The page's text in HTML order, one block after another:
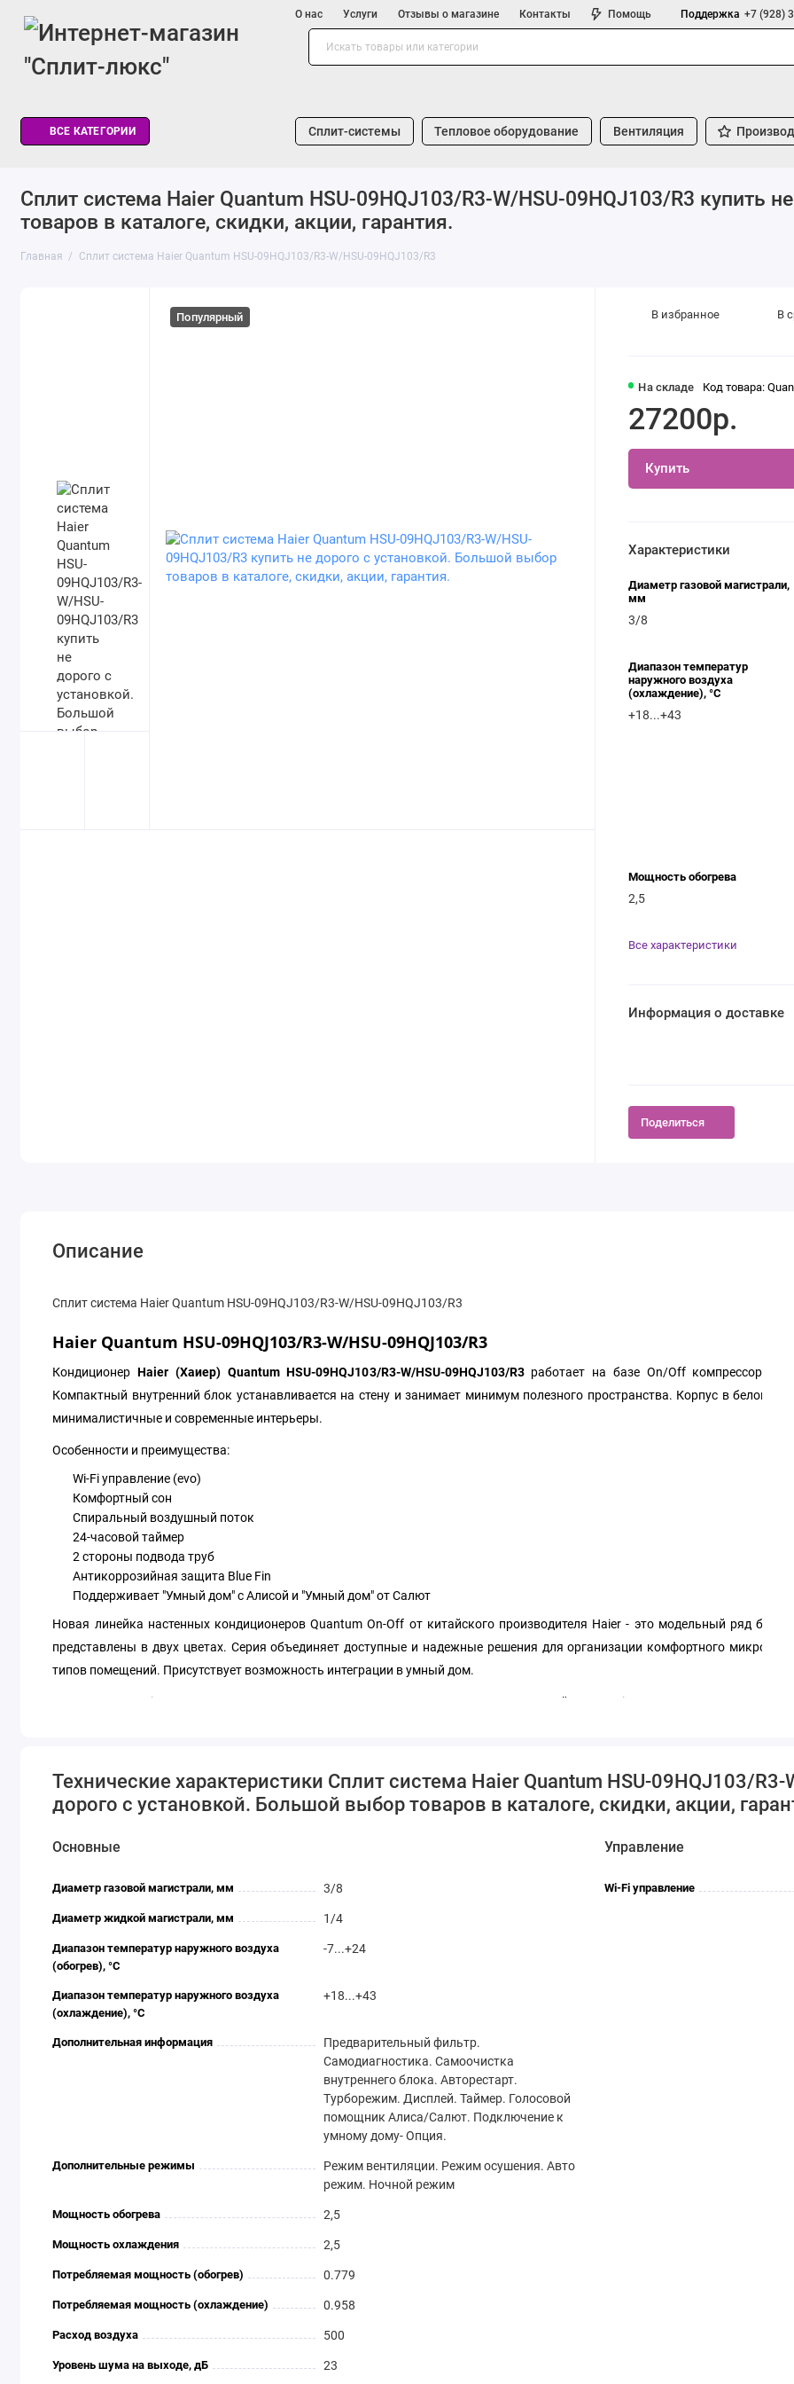
О нас Услуги Отзывы о магазине Контакты Помощь Поддержка +7 (928)
ВСЕ КАТЕГОРИИ Сплит-системы Тепловое оборудование Вентиляция
Сплит система Haier Quantum HSU-09HQJ103/R3-W/HSU-09HQJ103/R3 купить
товаров в каталоге, скидки, акции, гарантия.
Главная Сплит система Haier Quantum HSU-09HQJ103/R3-W/HSU-09HQJ103/R3
Популярный
На складе Код товара:
27200р.
Купить
В избранное В
Характеристики
Диаметр газовой магистрали,
мм
3/8
Диапазон температур
наружного воздуха
(охлаждение), °C
+18...+43
Мощность обогрева
2,5
Все характеристики
Информация о доставке
Поделиться
Описание
Сплит система Haier Quantum HSU-09HQJ103/R3-W/HSU-09HQJ103/R3
Haier Quantum HSU-09HQJ103/R3-W/HSU-09HQJ103/R3
КондиционерHaier (Хаиер) Quantum HSU-09HQJ103/R3-W/HSU-09HQJ103/R3 работает на базе On/Off компрессора в
Компактный внутренний блок устанавливается на стену и занимает минимум полезного пространства. Корпус в белом
минималистичные и современные интерьеры.
Особенности и преимущества:
Wi-Fi управление (evo)
Комфортный сон
Спиральный воздушный поток
24-часовой таймер
2 стороны подвода труб
Антикоррозийная защита Blue Fin
Поддерживает "Умный дом" с Алисой и "Умный дом" от Салют
Новая линейка настенных кондиционеров Quantum On-Off от китайского производителя Haier - это модельный ряд
представлены в двух цветах. Серия объединяет доступные и надежные решения для организации комфортного
типов помещений. Присутствует возможность интеграции в умный дом.
Кондиционер Haier Quantum HSU-09HQJ103/R3-W/HSU-09HQJ103/R3 купить по низкой цене. Haier Quantum HSU-09HQJ103/
Технические характеристики Сплит система Haier Quantum HSU-09HQJ103/
дорого с установкой. Большой выбор товаров в каталоге, скидки, акции,
Основные
Диаметр газовой магистрали, мм 3/8
Диаметр жидкой магистрали, мм 1/4
Диапазон температур наружного воздуха
(обогрев), °C
-7...+24
Диапазон температур наружного воздуха
(охлаждение), °C
+18...+43
Дополнительная информация
Предварительный фильтр.
Самодиагностика. Самоочистка
внутреннего блока. Авторестарт.
Турборежим. Дисплей. Таймер. Голосовой
помощник Алиса/Салют. Подключение к
умному дому- Опция.
Дополнительные режимы
Режим вентиляции. Режим осушения. Авто
режим. Ночной режим
Мощность обогрева 2,5
Мощность охлаждения 2,5
Потребляемая мощность (обогрев) 0.779
Потребляемая мощность (охлаждение) 0.958
Расход воздуха 500
Уровень шума на выходе, дБ 23
Управление
Wi-Fi управление